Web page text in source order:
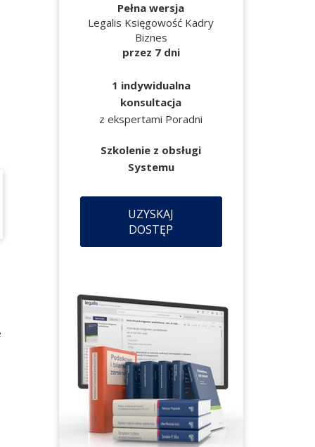
Pełna wersja
Legalis Księgowość Kadry
Biznes
przez 7 dni
1 indywidualna
konsultacja
z ekspertami Poradni
Szkolenie z obsługi
Systemu
UZYSKAJ
DOSTĘP